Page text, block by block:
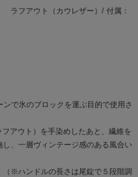
ラフアウト（カウレザー）/ 付属：
で氷のブロックを運ぶ目的で使用さ
アウト）を手染めしたあと、繊維を
、一層ヴィンテージ感のある風合い
（※ハンドルの長さは尾錠で５段階調